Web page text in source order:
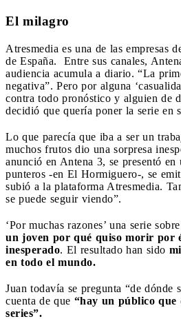
El milagro
Atresmedia es una de las empresas
de España. Entre sus canales,
audiencia acumula a diario. “La
negativa”. Pero por alguna
contra todo pronóstico y alguien de
decidió que quería poner la serie en
Lo que parecía que iba a ser un
muchos frutos dio una sorpresa
anunció en Antena 3, se presentó en
punteros -en El Hormiguero-, se
subió a la plataforma Atresmedia.
se puede seguir viendo”.
‘Por muchas razones’ una serie sobre
un joven por qué quiso morir por
inesperado. El resultado han sido
en todo el mundo.
Juan todavía se pregunta “de dónde
cuenta de que “hay un público que
series”.